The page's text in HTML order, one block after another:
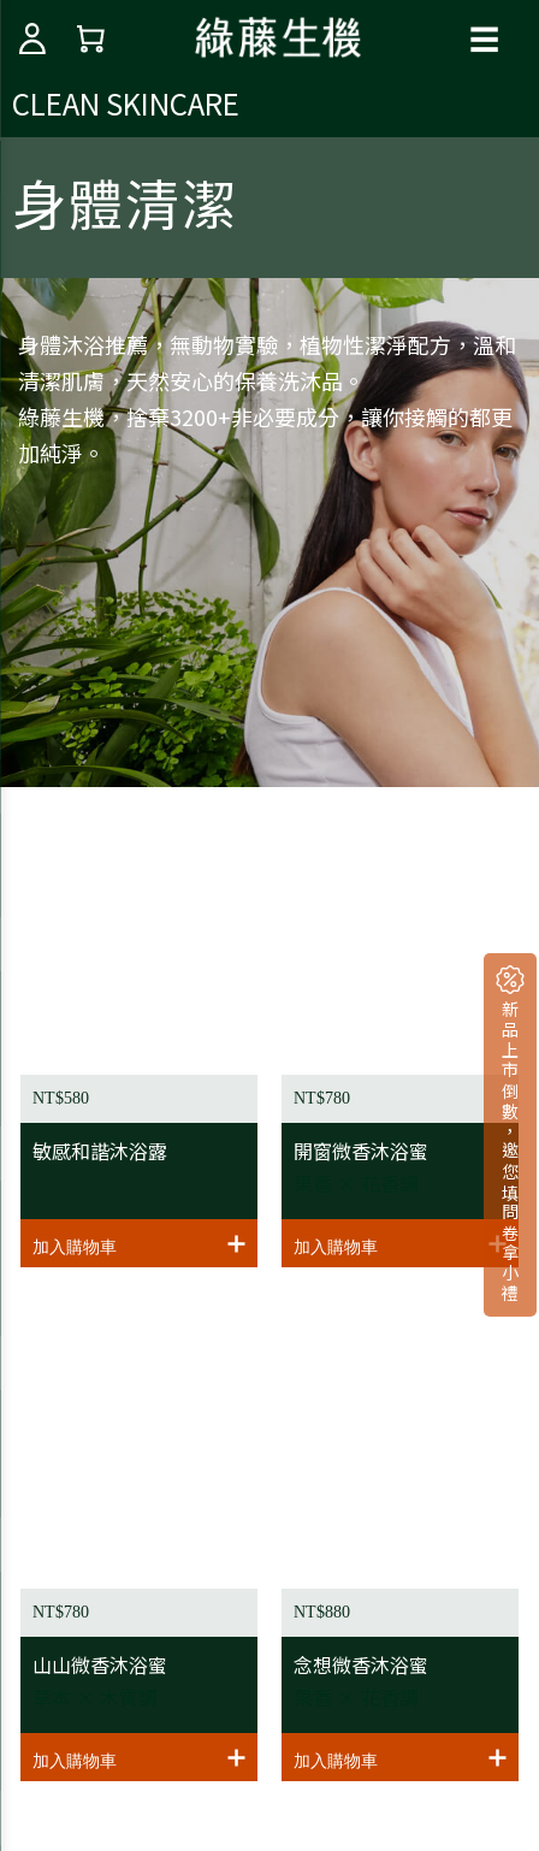
☰
CLEAN SKINCARE
身體清潔
身體沐浴推薦，無動物實驗，植物性潔淨配方，溫和
清潔肌膚，天然安心的保養洗沐品。
綠藤生機，捨棄3200+非必要成分，讓你接觸的都更
加純淨。
NT$580
敏感和諧沐浴露
NT$780
開窗微香沐浴蜜
NT$780
山山微香沐浴蜜
NT$880
念想微香沐浴蜜
新品上市倒數，邀您填問卷拿小禮